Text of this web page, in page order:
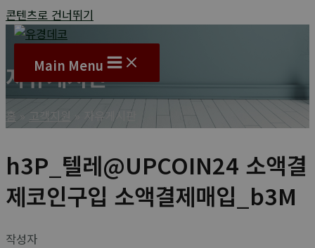
콘텐츠로 건너뛰기
Main Menu
자유게시판
홈 고객지원 자유게시판
h3P_텔레@UPCOIN24 소액결
제코인구입 소액결제매입_b3M
작성자